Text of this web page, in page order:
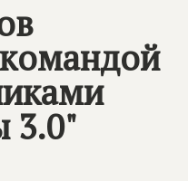
командой
3.0"